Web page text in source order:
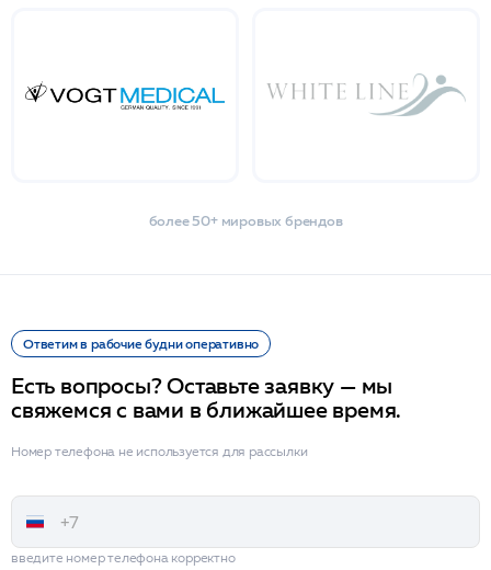
более 50+ мировых брендов
Ответим в рабочие будни оперативно
Есть вопросы? Оставьте заявку — мы
свяжемся с вами в ближайшее время.
Номер телефона не используется для рассылки
введите номер телефона корректно